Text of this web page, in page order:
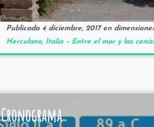
Publicada 4 diciembre, 2017en
Herculano, Italia – Entre el mar y las
Cronograma